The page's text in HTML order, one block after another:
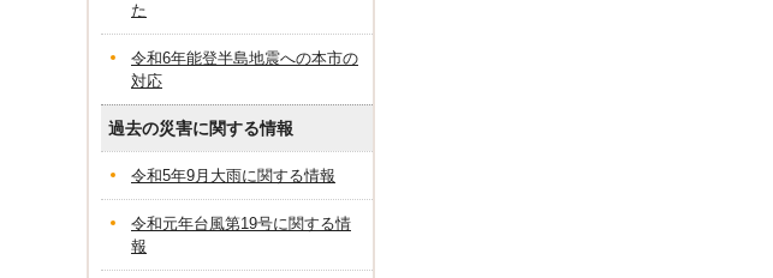
た
令和6年能登半島地震への本市の
対応
過去の災害に関する情報
令和5年9月大雨に関する情報
令和元年台風第19号に関する情
報